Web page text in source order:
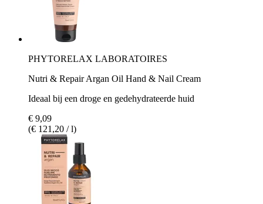
PHYTORELAX LABORATOIRES
Nutri & Repair Argan Oil Hand & Nail Cream
Ideaal bij een droge en gedehydrateerde huid
€ 9,09
(€ 121,20 / l)